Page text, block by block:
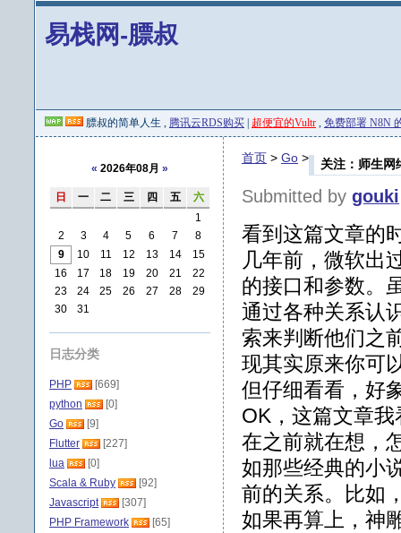
易栈网-膘叔
膘叔的简单人生 , 腾讯云RDS购买 超便宜的Vultr , 免费部署 N8N
关注：师生
首页 > Go >
Submitted by gouki
看到这篇文章的
几年前，微软出
的接口和参数。
通过各种关系认
索来判断他们之
现其实原来你可
但仔细看看，好
OK，这篇文章
在之前就在想，
如那些经典的小
前的关系。比如
如果再算上，神
« 2026年08月 »
日 一 二 三 四 五
六
1
2
3 4 5 6 7
8
9
10 11 12 13 14
15
16
17 18 19 20 21
22
23
24 25 26 27 28
29
30
31
日志分类
PHP
[669]
python
[0]
Go
[9]
Flutter
[227]
lua
[0]
Scala & Ruby
[92]
Javascript
[307]
PHP Framework
[65]